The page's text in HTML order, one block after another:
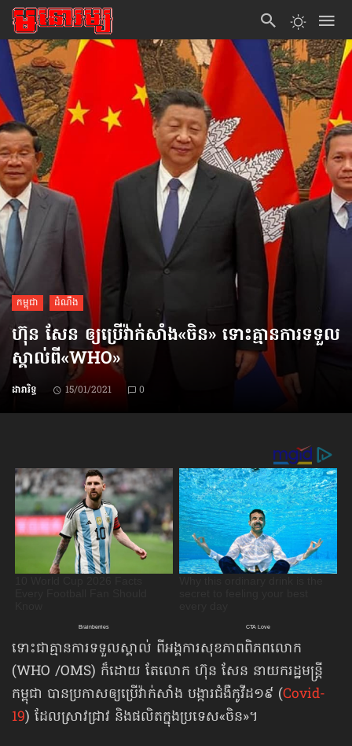
កម្ពុជា ដំណឹង
ហ៊ុន សែន ​ឲ្យប្រើ​វ៉ាក់សាំង«​ចិន» ទោះគ្មាន​ការទទួល
ស្គាល់​ពី«WHO»
ដារារិទ្ធ 15/01/2021 0
ទោះជាគ្មានការទទួលស្គាល់ ពីអង្គការសុខភាពពិភពលោក
(WHO /OMS) ក៏ដោយ តែលោក ហ៊ុន សែន នាយករដ្ឋមន្ត្រី
កម្ពុជា បានប្រកាសឲ្យប្រើវ៉ាក់សាំង បង្ការជំងឺកូវីដ១៩ (Covid-
19) ដែលស្រាវជ្រាវ និងផលិតក្នុងប្រទេស«ចិន»។